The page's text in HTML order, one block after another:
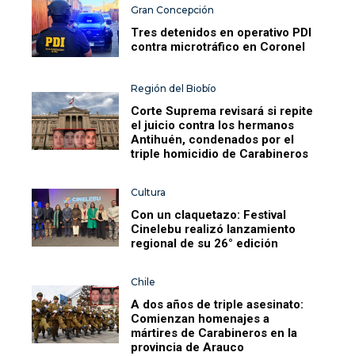
Gran Concepción
Tres detenidos en operativo PDI
contra microtráfico en Coronel
Región del Biobío
Corte Suprema revisará si repite
el juicio contra los hermanos
Antihuén, condenados por el
triple homicidio de Carabineros
Cultura
Con un claquetazo: Festival
Cinelebu realizó lanzamiento
regional de su 26° edición
Chile
A dos años de triple asesinato:
Comienzan homenajes a
mártires de Carabineros en la
provincia de Arauco